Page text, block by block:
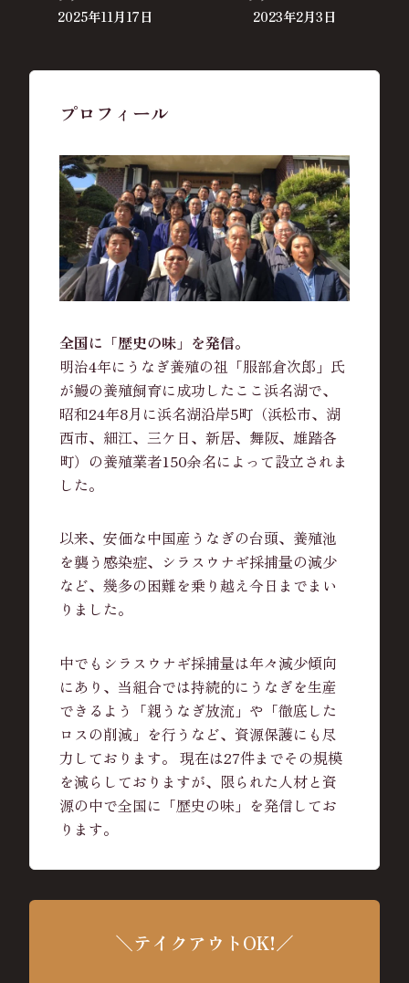
2025年11月17日
2023年2月3日
プロフィール
全国に「歴史の味」を発信。
明治4年にうなぎ養殖の祖「服部倉次郎」氏
が鰻の養殖飼育に成功したここ浜名湖で、
昭和24年8月に浜名湖沿岸5町（浜松市、湖
西市、細江、三ケ日、新居、舞阪、雄踏各
町）の養殖業者150余名によって設立されま
した。
以来、安価な中国産うなぎの台頭、養殖池
を襲う感染症、シラスウナギ採捕量の減少
など、幾多の困難を乗り越え今日までまい
りました。
中でもシラスウナギ採捕量は年々減少傾向
にあり、当組合では持続的にうなぎを生産
できるよう「親うなぎ放流」や「徹底した
ロスの削減」を行うなど、資源保護にも尽
力しております。 現在は27件までその規模
を減らしておりますが、限られた人材と資
源の中で全国に「歴史の味」を発信してお
ります。
＼テイクアウトOK!／